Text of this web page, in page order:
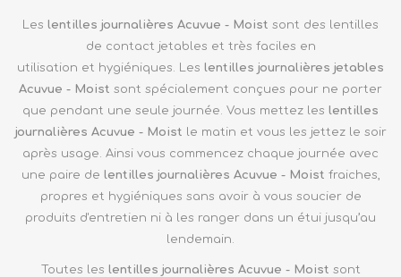
Les lentilles journalières Acuvue - Moist sont des lentilles
de contact jetables et très faciles en
utilisation et hygiéniques. Les lentilles journalières jetables
Acuvue - Moist sont spécialement conçues pour ne porter
que pendant une seule journée. Vous mettez les lentilles
journalières Acuvue - Moist le matin et vous les jettez le soir
après usage. Ainsi vous commencez chaque journée avec
une paire de lentilles journalières Acuvue - Moist fraiches,
propres et hygiéniques sans avoir à vous soucier de
produits d'entretien ni à les ranger dans un étui jusqu’au
lendemain.
Toutes les lentilles journalières Acuvue - Moist sont